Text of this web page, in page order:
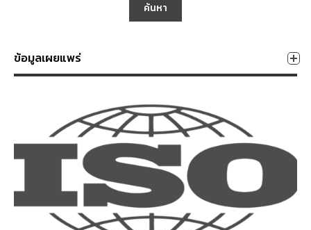
ค้นหา
ข้อมูลเผยแพร่